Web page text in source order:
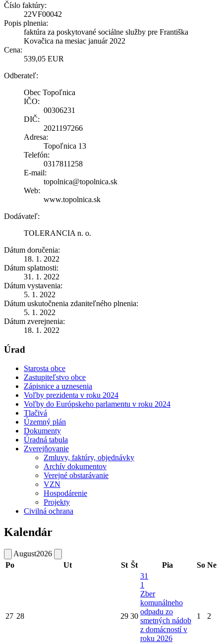
Číslo faktúry:
22VF00042
Popis plnenia:
faktúra za poskytované sociálne služby pre Františka
Kovačica na mesiac január 2022
Cena:
539,05 EUR
Odberateľ:
Obec Topoľnica
IČO:
00306231
DIČ:
2021197266
Adresa:
Topoľnica 13
Telefón:
0317811258
E-mail:
topolnica@topolnica.sk
Web:
www.topolnica.sk
Dodávateľ:
TOLERANCIA n. o.
Dátum doručenia:
18. 1. 2022
Dátum splatnosti:
31. 1. 2022
Dátum vystavenia:
5. 1. 2022
Dátum uskutočnenia zdaniteľného plnenia:
5. 1. 2022
Dátum zverejnenia:
18. 1. 2022
Úrad
Starosta obce
Zastupiteľstvo obce
Zápisnice a uznesenia
Voľby prezidenta v roku 2024
Voľby do Európskeho parlamentu v roku 2024
Tlačivá
Územný plán
Dokumenty
Úradná tabula
Zverejňovanie
Zmluvy, faktúry, objednávky
Archív dokumentov
Verejné obstarávanie
VZN
Hospodárenie
Projekty
Civilná ochrana
Kalendár
August2026
Po
Ut St Št Pia So Ne
27 28 29 30
31
1
Zber
komunálneho
odpadu zo
smetných nádob
z domácností v
roku 2026
1 2